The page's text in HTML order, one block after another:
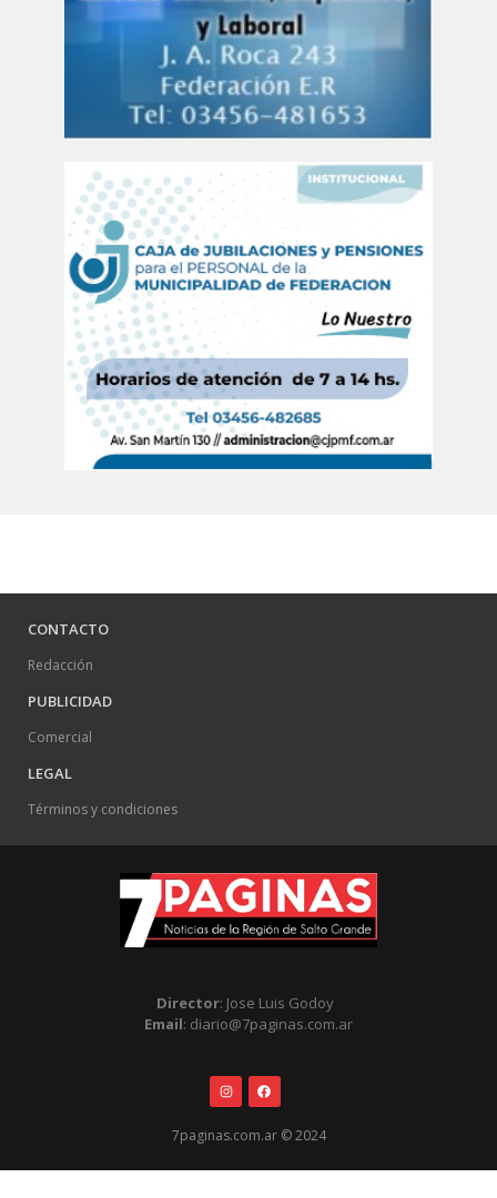
CONTACTO
Redacción
PUBLICIDAD
Comercial
LEGAL
Términos y condiciones
Director: Jose Luis Godoy
Email: diario@7paginas.com.ar
7paginas.com.ar © 2024